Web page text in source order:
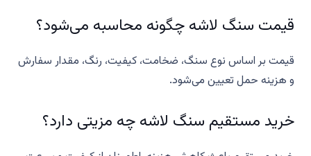
قیمت سنگ لاشه چگونه محاسبه می‌شود؟
قیمت بر اساس نوع سنگ، ضخامت، کیفیت، رنگ، مقدار سفارش
و هزینه حمل تعیین می‌شود.
خرید مستقیم سنگ لاشه چه مزیتی دارد؟